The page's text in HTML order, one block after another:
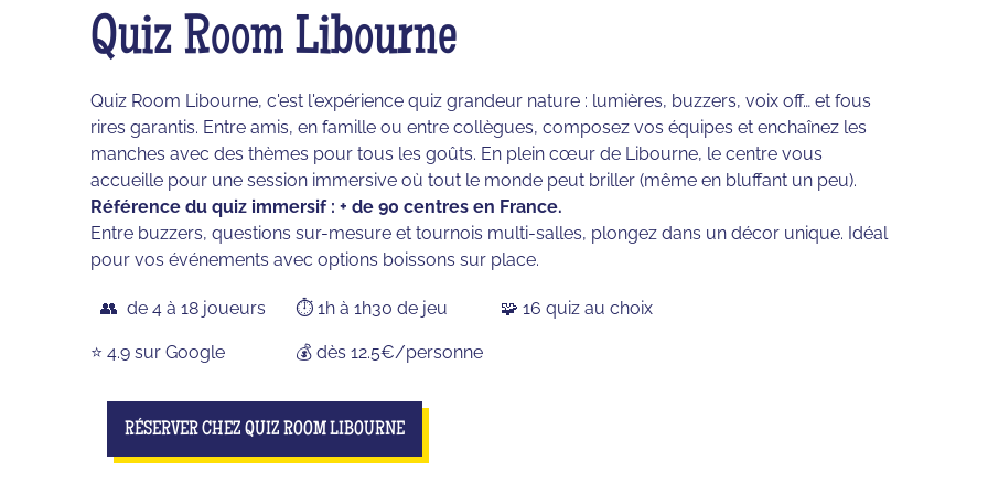
Quiz Room Libourne
RÉSERVER CHEZ QUIZ ROOM LIBOURNE
Quiz Room Libourne, c'est l'expérience quiz grandeur nature : lumières, buzzers, voix off… et fous
rires garantis. Entre amis, en famille ou entre collègues, composez vos équipes et enchaînez les
manches avec des thèmes pour tous les goûts. En plein cœur de Libourne, le centre vous
accueille pour une session immersive où tout le monde peut briller (même en bluffant un peu).
Référence du quiz immersif : + de 90 centres en France.
Entre buzzers, questions sur-mesure et tournois multi-salles, plongez dans un décor unique. Idéal
pour vos événements avec options boissons sur place.
👥 de 4 à 18 joueurs ⏱️ 1h à 1h30 de jeu 🧩 16 quiz au choix
⭐️ 4.9 sur Google 💰 dès 12.5€/personne